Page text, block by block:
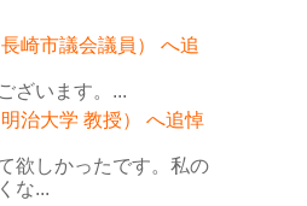
崎市議会議員） へ追
ざいます。...
明治大学 教授） へ追悼
欲しかったです。私の
な...